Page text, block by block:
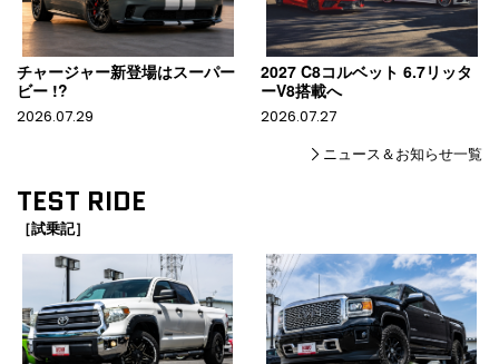
チャージャー新登場はスーパー
ビー !?
2026.07.29
2027 C8コルベット 6.7リッタ
ーV8搭載へ
2026.07.27
ニュース＆お知らせ一覧
TEST RIDE
［試乗記］